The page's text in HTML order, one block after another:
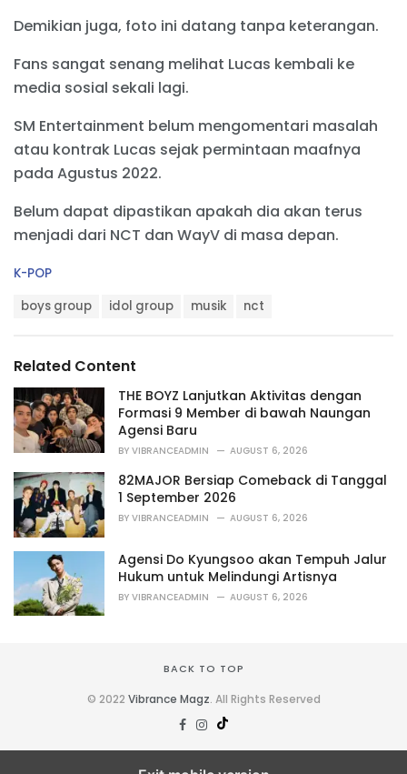
Demikian juga, foto ini datang tanpa keterangan.
Fans sangat senang melihat Lucas kembali ke
media sosial sekali lagi.
SM Entertainment belum mengomentari masalah
atau kontrak Lucas sejak permintaan maafnya
pada Agustus 2022.
Belum dapat dipastikan apakah dia akan terus
menjadi dari NCT dan WayV di masa depan.
C
r
i
e
s
:
K-POP
:
boys group idol group musik nct
Related Content
THE BOYZ Lanjutkan Aktivitas dengan
Formasi 9 Member di bawah Naungan
Agensi Baru
BY VIBRANCEADMIN AUGUST 6, 2026
82MAJOR Bersiap Comeback di Tanggal
1 September 2026
BY VIBRANCEADMIN AUGUST 6, 2026
Agensi Do Kyungsoo akan Tempuh Jalur
Hukum untuk Melindungi Artisnya
BY VIBRANCEADMIN AUGUST 6, 2026
BACK TO TOP
© 2022 Vibrance Magz. All Rights Reserved